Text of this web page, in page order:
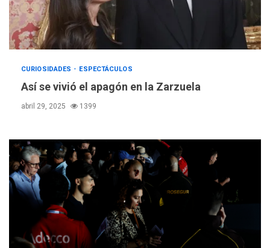
CURIOSIDADES ESPECTÁCULOS
Así se vivió el apagón en la Zarzuela
abril 29, 2025 1399